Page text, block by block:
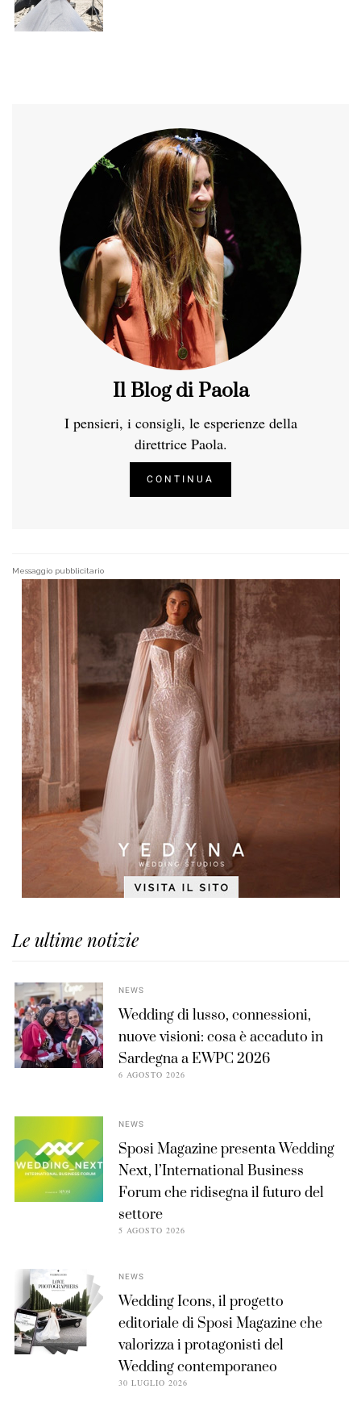
Il Blog di Paola
I pensieri, i consigli, le esperienze della
direttrice Paola.
CONTINUA
Messaggio pubblicitario
Le ultime notizie
NEWS
Wedding di lusso, connessioni,
nuove visioni: cosa è accaduto in
Sardegna a EWPC 2026
6 AGOSTO 2026
NEWS
Sposi Magazine presenta Wedding
Next, l’International Business
Forum che ridisegna il futuro del
settore
5 AGOSTO 2026
NEWS
Wedding Icons, il progetto
editoriale di Sposi Magazine che
valorizza i protagonisti del
Wedding contemporaneo
30 LUGLIO 2026